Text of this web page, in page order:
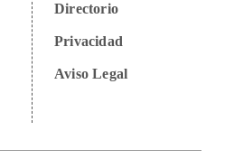
Directorio
Privacidad
Aviso Legal